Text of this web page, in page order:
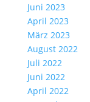
Juni 2023
April 2023
März 2023
August 2022
Juli 2022
Juni 2022
April 2022